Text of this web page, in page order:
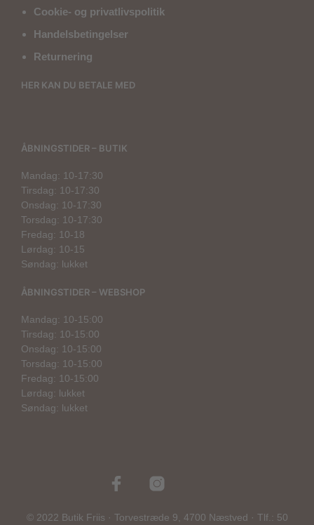
Cookie- og privatlivspolitik
Handelsbetingelser
Returnering
HER KAN DU BETALE MED
ÅBNINGSTIDER – BUTIK
Mandag: 10-17:30
Tirsdag: 10-17:30
Onsdag: 10-17:30
Torsdag: 10-17:30
Fredag: 10-18
Lørdag: 10-15
Søndag: lukket
ÅBNINGSTIDER – WEBSHOP
Mandag: 10-15:00
Tirsdag: 10-15:00
Onsdag: 10-15:00
Torsdag: 10-15:00
Fredag: 10-15:00
Lørdag: lukket
Søndag: lukket
© 2022 Butik Friis · Torvestræde 9, 4700 Næstved · Tlf.: 50